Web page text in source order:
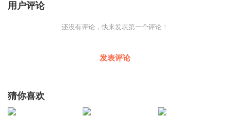
用户评论
还没有评论，快来发表第一个评论！
发表评论
猜你喜欢